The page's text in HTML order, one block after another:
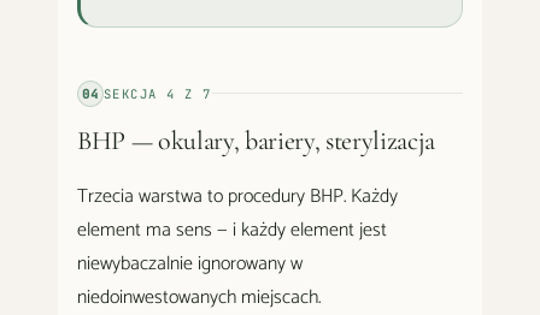
04 SEKCJA4 Z7
BHP — okulary, bariery, sterylizacja
Trzecia warstwa to procedury BHP. Każdy
element ma sens — i każdy element jest
niewybaczalnie ignorowany w
niedoinwestowanych miejscach.